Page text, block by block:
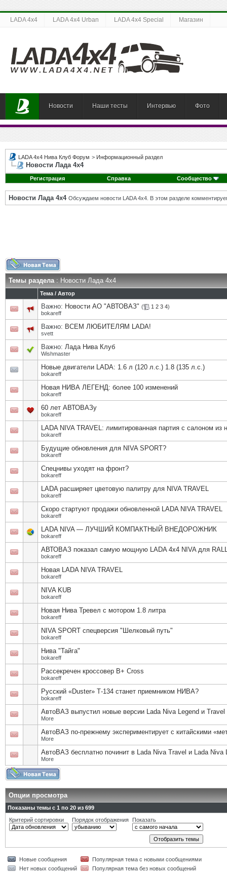
LADA 4x4 LADA 4x4 Urban LADA 4x4 Special Магазин
Новости Наши тесты Интервью Фото
LADA 4x4 Нива Клуб Форум > Информационный раздел
Новости Лада 4х4
Регистрация Справка Сообщество
Новости Лада 4х4 Обсуждаем новости LADA 4x4. В этом разделе
Темы раздела: Новости Лада 4х4
Тема / Автор
Важно: Новости АО "АВТОВАЗ" ( 1 2 3 4)
bokareff
Важно: ВСЕМ ЛЮБИТЕЛЯМ LADA!
svett
Важно: Лада Нива Клуб
Wishmaster
Новые двигатели LADA: 1.6 л (120 л.с.) 1.8 (135 л.с.)
bokareff
Новая НИВА ЛЕГЕНД: более 100 изменений
bokareff
60 лет АВТОВАЗу
bokareff
LADA NIVA TRAVEL: лимитированная партия с салоном из
bokareff
Будущие обновления для NIVA SPORT?
bokareff
Спецнивы уходят на фронт?
bokareff
LADA расширяет цветовую палитру для NIVA TRAVEL
bokareff
Скоро стартуют продажи обновленной LADA NIVA TRAVEL
bokareff
LADA NIVA — ЛУЧШИЙ КОМПАКТНЫЙ ВНЕДОРОЖНИК
bokareff
АВТОВАЗ показал самую мощную LADA 4x4 NIVA для
bokareff
Новая LADA NIVA TRAVEL
bokareff
NIVA KUB
bokareff
Новая Нива Тревел с мотором 1.8 литра
bokareff
NIVA SPORT спецверсия "Шелковый путь"
bokareff
Нива "Тайга"
bokareff
Рассекречен кроссовер В+ Cross
bokareff
Русский «Duster» Т-134 станет приемником НИВА?
bokareff
АвтоВАЗ выпустил новые версии Lada Niva Legend и Travel
More
АвтоВАЗ по-прежнему экспериментирует с китайскими
More
АвтоВАЗ бесплатно починит в Lada Niva Travel и Lada Niva
More
Опции просмотра
Показаны темы с 1 по 20 из 699
Критерий сортировки
Порядок отображения Показать
Новые сообщения
Популярная тема с новыми сообщениями
Нет новых сообщений
Популярная тема без новых сообщений